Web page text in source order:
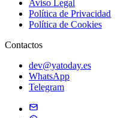
Aviso Legal
Política de Privacidad
Política de Cookies
Contactos
dev@yatoday.es
WhatsApp
Telegram